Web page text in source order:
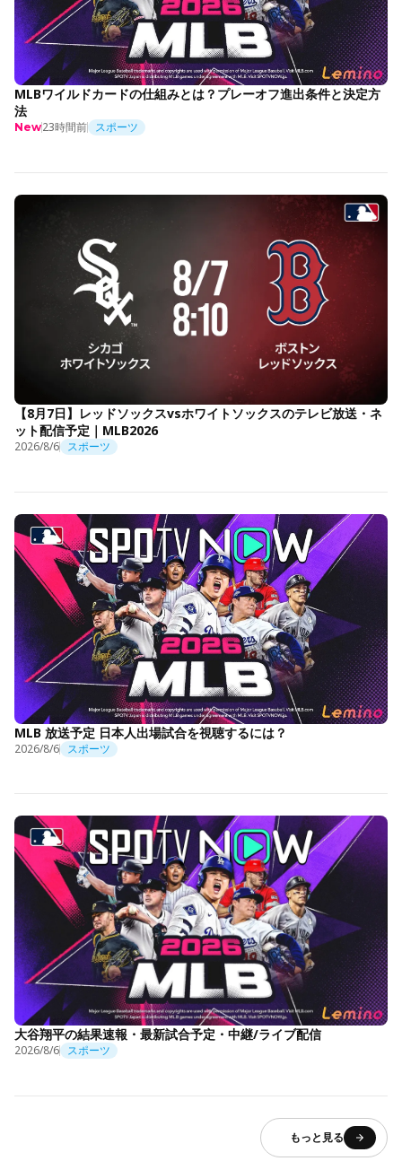
MLBワイルドカードの仕組みとは？プレーオフ進出条件と決定方
法
New23時間前 スポーツ
【8月7日】レッドソックスvsホワイトソックスのテレビ放送・ネ
ット配信予定｜MLB2026
2026/8/6 スポーツ
MLB 放送予定 日本人出場試合を視聴するには？
2026/8/6 スポーツ
大谷翔平の結果速報・最新試合予定・中継/ライブ配信
2026/8/6 スポーツ
もっと見る